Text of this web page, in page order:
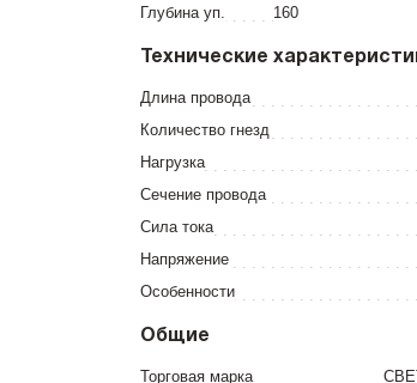
Глубина уп.
160
Технические
Длина провода
Количество гнезд
Нагрузка
Сечение провода
Сила тока
Напряжение
Особенности
Общие
Торговая марка